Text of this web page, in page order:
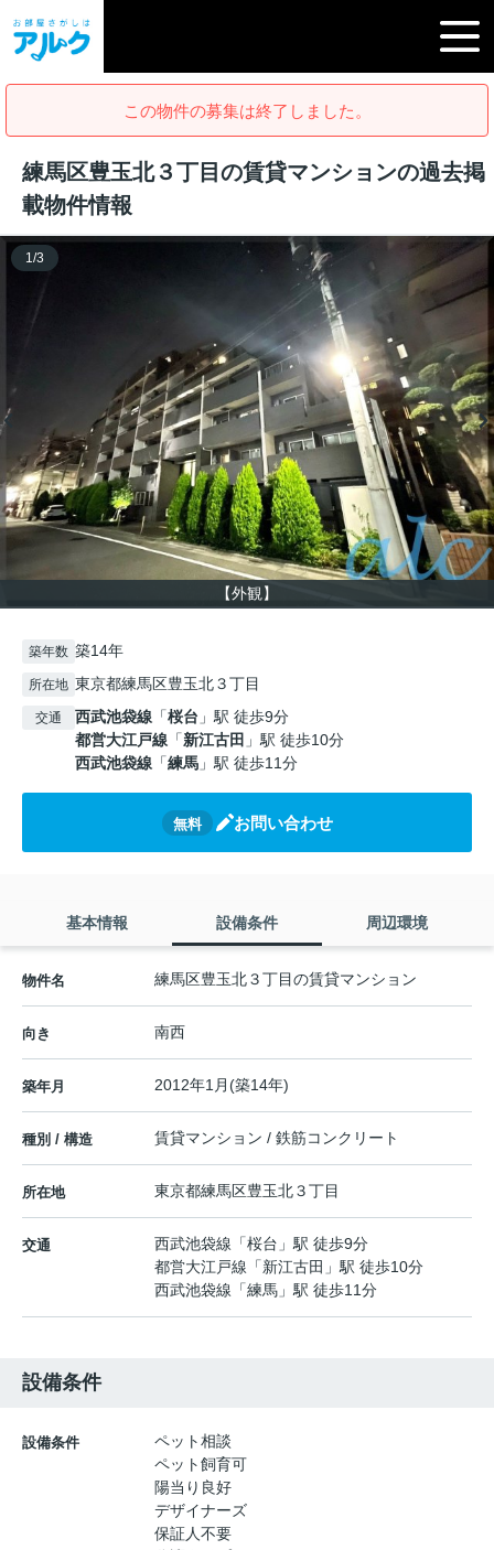
この物件の募集は終了しました。
練馬区豊玉北３丁目の賃貸マンションの過去掲
載物件情報
【外観】
1 /3
築年数 築14年
所在地 東京都練馬区豊玉北３丁目
交通 西武池袋線 「桜台 」駅 徒歩9分
都営大江戸線 「新江古田 」駅 徒歩10分
西武池袋線 「練馬 」駅 徒歩11分
無料 お問い合わせ
基本情報 設備条件 周辺環境
物件名 練馬区豊玉北３丁目の賃貸マンション
向き 南西
築年月 2012年1月(築14年)
種別 / 構造 賃貸マンション / 鉄筋コンクリート
所在地 東京都練馬区豊玉北３丁目
交通 西武池袋線 「桜台 」駅 徒歩9分
都営大江戸線 「新江古田 」駅 徒歩10分
西武池袋線 「練馬 」駅 徒歩11分
設備条件
設備条件
ペット相談
ペット飼育可
陽当り良好
デザイナーズ
保証人不要